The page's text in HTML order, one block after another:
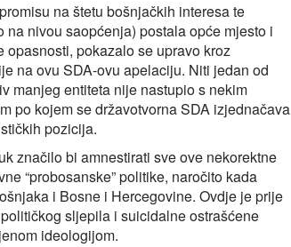
na štetu bošnjačkih interesa te
nivou saopćenja) postala opće mjesto i
opasnosti, pokazalo se upravo kroz
na ovu SDA-ovu apelaciju. Niti jedan od
manjeg entiteta nije nastupio s nekim
po kojem se državotvorna SDA izjednačava
pozicija.
značilo bi amnestirati sve ove nekorektne
“probosanske” politike, naročito kada
i Bosne i Hercegovine. Ovdje je prije
sljepila i suicidalne ostrašćene
ideologijom.